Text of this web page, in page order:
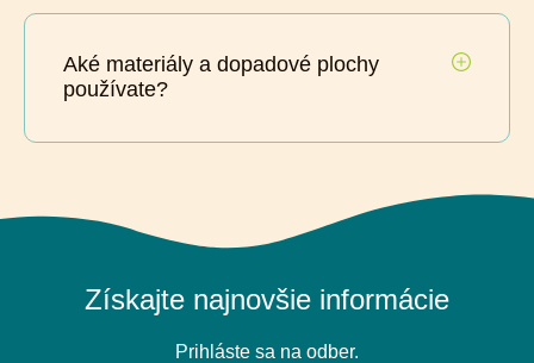
Aké materiály a dopadové plochy
používate?
Získajte najnovšie informácie
Prihláste sa na odber.